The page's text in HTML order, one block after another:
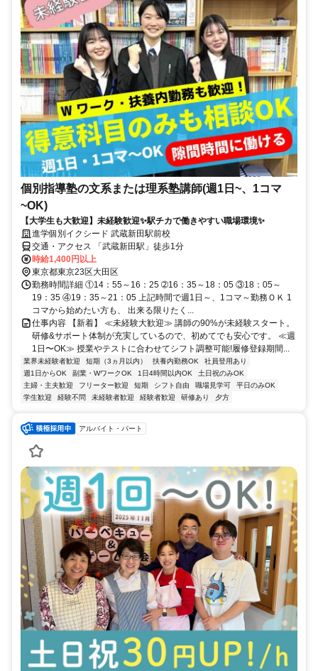
個別指導塾の文系または理系塾講師(週1日~、1コマ
~OK)
【大学生も大歓迎】未経験歓迎✨駅チカで働きやすい職場環境✨
進学個別イクシード 武蔵新田駅前校
交通・アクセス 「武蔵新田駅」徒歩1分
時給1,400円以上
東京都東京23区大田区
勤務時間詳細 ①14：55～16：25 ➁16：35～18：05 ③18：05～
19：35 ④19：35～21：05 上記時間で週1日～、1コマ～勤務ＯＫ 1
コマから始めたい方も、 出来る限りたく...
仕事内容 【新着】 ≪未経験大歓迎≫ 講師の90%が未経験スタート。
研修&サポート体制が充実しているので、初めてでも安心です。 ≪週
1日〜OK≫ 授業やテストに合わせてシフト調整可能!履修登録期間...
業界未経験者歓迎 短期（3ヵ月以内） 扶養内勤務OK
社員登用あり
週1日からOK
副業・WワークOK 1日4時間以内OK
土日祝のみOK
主婦・主夫歓迎
フリーター歓迎 短期 シフト自由 職場見学可
平日のみOK
学生歓迎
経験不問 未経験者歓迎 経験者歓迎 研修あり 夕方
アルバイト・パート